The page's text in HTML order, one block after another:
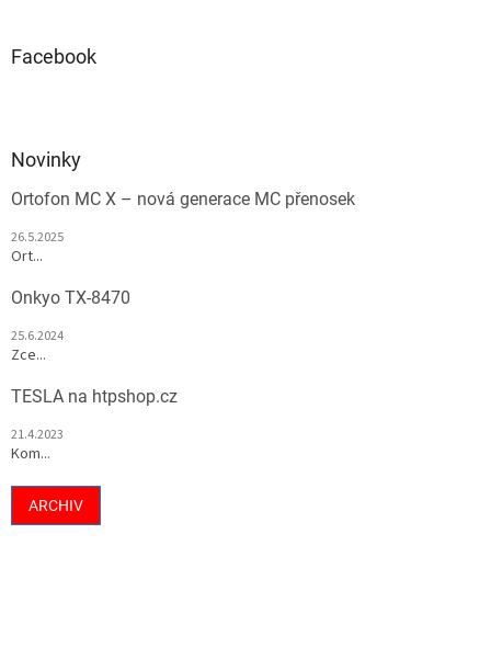
Facebook
Novinky
Ortofon MC X – nová generace MC přenosek
26.5.2025
Ort...
Onkyo TX-8470
25.6.2024
Zce...
TESLA na htpshop.cz
21.4.2023
Kom...
ARCHIV